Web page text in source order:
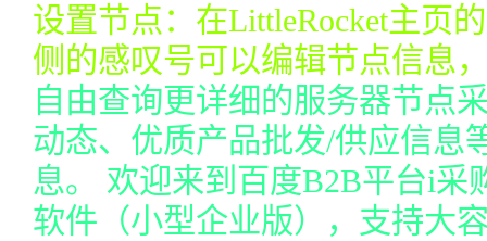
设置节点：在LittleRocket主页
侧的感叹号可以编辑节点信息
自由查询更详细的服务器节点
动态、优质产品批发/供应信息
息。 欢迎来到百度B2B平台i采
软件（小型企业版），支持大